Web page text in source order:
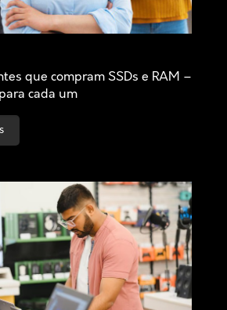
que compram SSDs e RAM –
cada um